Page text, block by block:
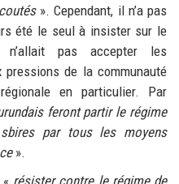
». Cependant, il n’a pas
été le seul à insister sur le
pas accepter les
de la communauté
en particulier. Par
feront partir le régime
par tous les moyens
».